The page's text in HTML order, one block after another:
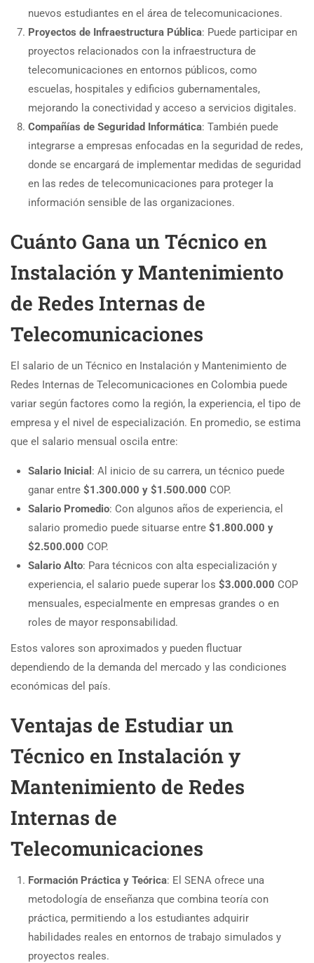
nuevos estudiantes en el área de telecomunicaciones.
Proyectos de Infraestructura Pública: Puede participar en
proyectos relacionados con la infraestructura de
telecomunicaciones en entornos públicos, como
escuelas, hospitales y edificios gubernamentales,
mejorando la conectividad y acceso a servicios digitales.
Compañías de Seguridad Informática: También puede
integrarse a empresas enfocadas en la seguridad de redes,
donde se encargará de implementar medidas de seguridad
en las redes de telecomunicaciones para proteger la
información sensible de las organizaciones.
Cuánto Gana un Técnico en
Instalación y Mantenimiento
de Redes Internas de
Telecomunicaciones
El salario de un Técnico en Instalación y Mantenimiento de
Redes Internas de Telecomunicaciones en Colombia puede
variar según factores como la región, la experiencia, el tipo de
empresa y el nivel de especialización. En promedio, se estima
que el salario mensual oscila entre:
Salario Inicial : Al inicio de su carrera, un técnico puede
ganar entre $1.300.000 y $1.500.000 COP.
Salario Promedio: Con algunos años de experiencia, el
salario promedio puede situarse entre $1.800.000 y
$2.500.000 COP.
Salario Alto: Para técnicos con alta especialización y
experiencia, el salario puede superar los $3.000.000 COP
mensuales, especialmente en empresas grandes o en
roles de mayor responsabilidad.
Estos valores son aproximados y pueden fluctuar
dependiendo de la demanda del mercado y las condiciones
económicas del país.
Ventajas de Estudiar un
Técnico en Instalación y
Mantenimiento de Redes
Internas de
Telecomunicaciones
Formación Práctica y Teórica: El SENA ofrece una
metodología de enseñanza que combina teoría con
práctica, permitiendo a los estudiantes adquirir
habilidades reales en entornos de trabajo simulados y
proyectos reales.